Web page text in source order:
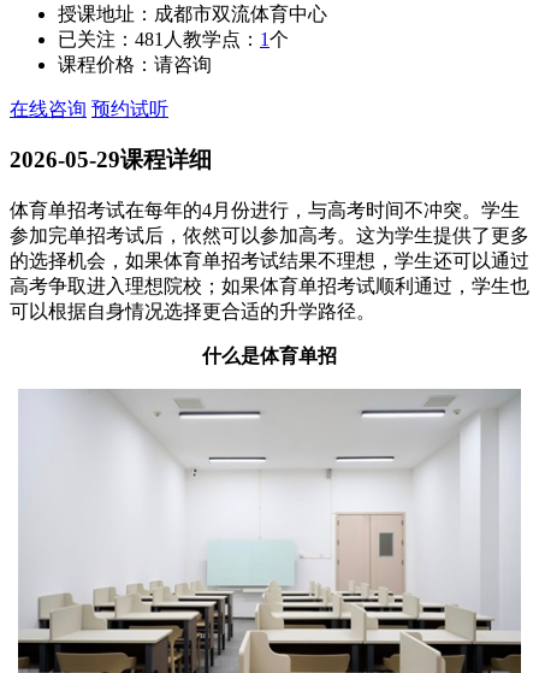
授课地址： 成都市双流体育中心
已关注： 481 人 教学点： 1个
课程价格： 请咨询
在线咨询 预约试听
2026-05-29课程详细
体育单招考试在每年的4月份进行，与高考时间不冲突。学生
参加完单招考试后，依然可以参加高考。这为学生提供了更多
的选择机会，如果体育单招考试结果不理想，学生还可以通过
高考争取进入理想院校；如果体育单招考试顺利通过，学生也
可以根据自身情况选择更合适的升学路径。
什么是体育单招